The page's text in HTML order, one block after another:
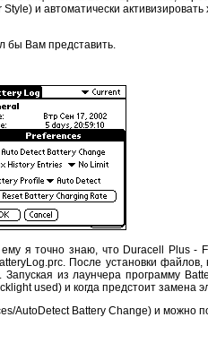
и автоматически
бы Вам представить.
я точно знаю, что Duracell Plus -
После установки файлов,
из лаунчера программу
used) и когда предстоит замена
AutoDetect Battery Change) и можно